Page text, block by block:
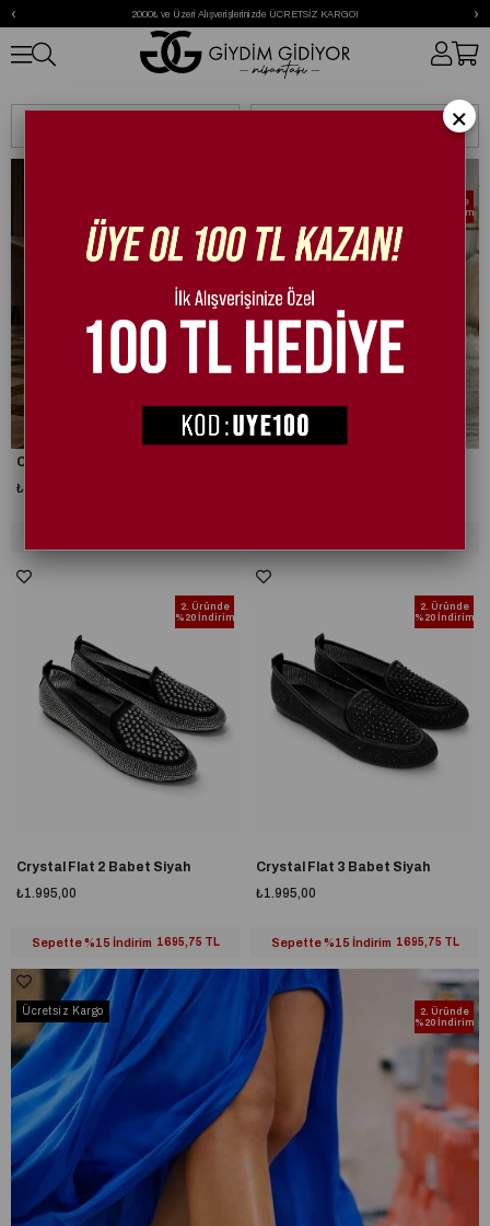
2000₺ ve Üzeri Alışverişlerinizde ÜCRETSİZ KARGO!
‹ ›
Crystal Flat 1 Babet Siyah
₺1.995,00
2. Üründe
%20 İndirim
2. Üründe
%20 İndirim
Crystal Flat 2 Babet Siyah
₺1.995,00
Sepette %15 İndirim 1695,75 TL
2. Üründe
%20 İndirim
Crystal Flat 3 Babet Siyah
₺1.995,00
Sepette %15 İndirim 1695,75 TL
2. Üründe
%20 İndirim
Ücretsiz Kargo
×